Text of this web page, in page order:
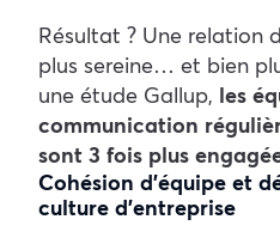
Résultat ? Une relation
plus sereine… et bien
une étude Gallup, les
communication
sont 3 fois plus
Cohésion d’équipe et
culture d’entreprise